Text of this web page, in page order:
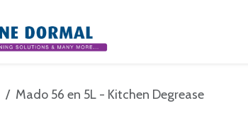
Mado 56 en 5L - Kitchen Degrease